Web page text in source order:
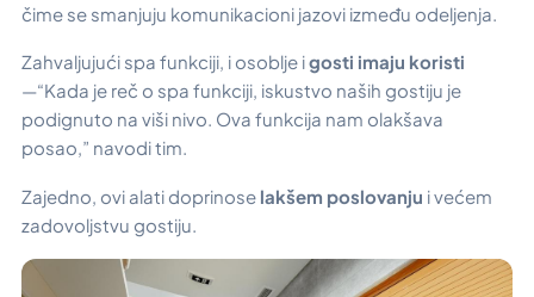
čime se smanjuju komunikacioni jazovi između odeljenja.
Zahvaljujući spa funkciji, i osoblje igosti imaju koristi
—“Kada je reč o spa funkciji, iskustvo naših gostiju je
podignuto na viši nivo. Ova funkcija nam olakšava
posao,” navodi tim.
Zajedno, ovi alati doprinose lakšem poslovanju i većem
zadovoljstvu gostiju.